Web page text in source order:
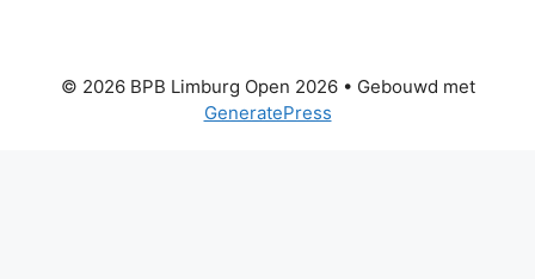
© 2026 BPB Limburg Open 2026• Gebouwd met
GeneratePress